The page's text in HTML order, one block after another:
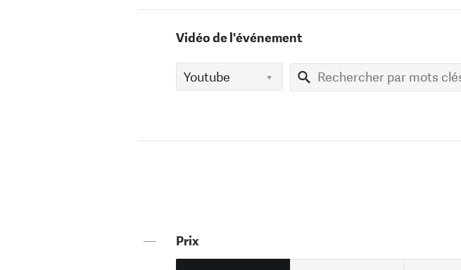
Vidéo de l'événement
— Prix